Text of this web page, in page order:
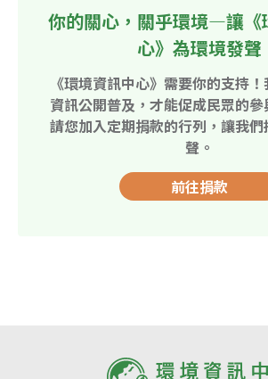
你的關心，關乎環境—讓《
心》為環境發聲
《環境資訊中心》需要你的支持
資訊公開普及，才能促成民眾的
請您加入定期捐款的行列，讓我
聲。
前往捐款